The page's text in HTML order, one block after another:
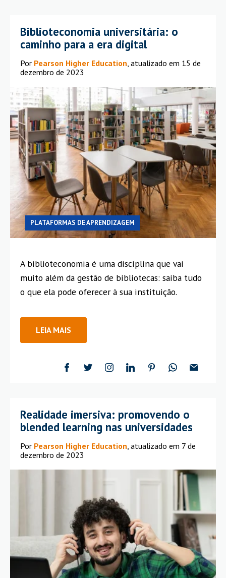
Biblioteconomia universitária: o
caminho para a era digital
Por Pearson Higher Education , atualizado em 15 de
dezembro de 2023
PLATAFORMAS DE APRENDIZAGEM
A biblioteconomia é uma disciplina que vai
muito além da gestão de bibliotecas: saiba tudo
o que ela pode oferecer à sua instituição.
LEIA MAIS
Realidade imersiva: promovendo o
blended learning nas universidades
Por Pearson Higher Education , atualizado em 7 de
dezembro de 2023